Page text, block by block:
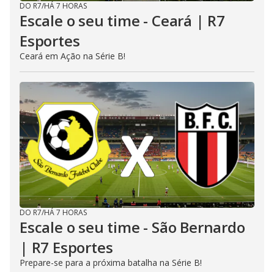
DO R7/HÁ 7 HORAS
Escale o seu time - Ceará | R7
Esportes
Ceará em Ação na Série B!
DO R7/HÁ 7 HORAS
Escale o seu time - São Bernardo
| R7 Esportes
Prepare-se para a próxima batalha na Série B!